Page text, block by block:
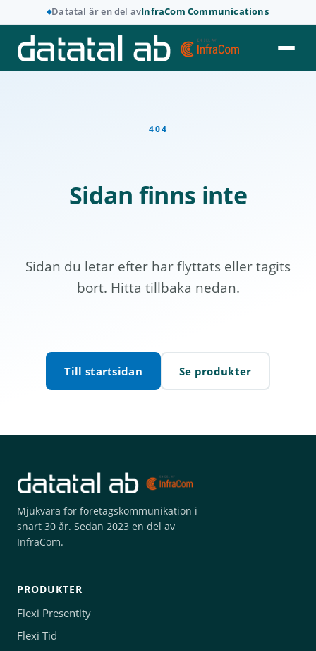
Datatal är en del avInfraCom Communications
404
Sidan finns inte
Sidan du letar efter har flyttats eller tagits
bort. Hitta tillbaka nedan.
Till startsidan Se produkter
Mjukvara för företagskommunikation i
snart 30 år. Sedan 2023 en del av
InfraCom.
PRODUKTER
Flexi Presentity
Flexi Tid